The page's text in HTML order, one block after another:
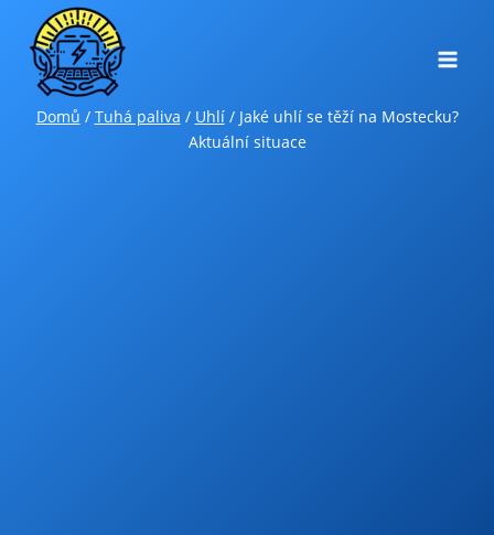
Přeskočit
obsah
Domů / Tuhá paliva / Uhlí / Jaké uhlí se těží na Mostecku?
Aktuální situace